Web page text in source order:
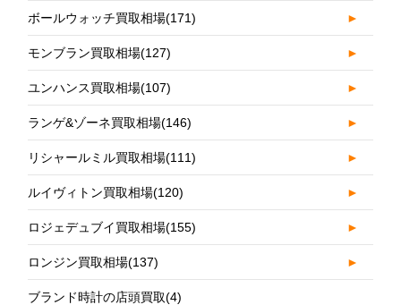
ボールウォッチ買取相場(171) ►
モンブラン買取相場(127) ►
ユンハンス買取相場(107) ►
ランゲ&ゾーネ買取相場(146) ►
リシャールミル買取相場(111) ►
ルイヴィトン買取相場(120) ►
ロジェデュブイ買取相場(155) ►
ロンジン買取相場(137) ►
ブランド時計の店頭買取(4)